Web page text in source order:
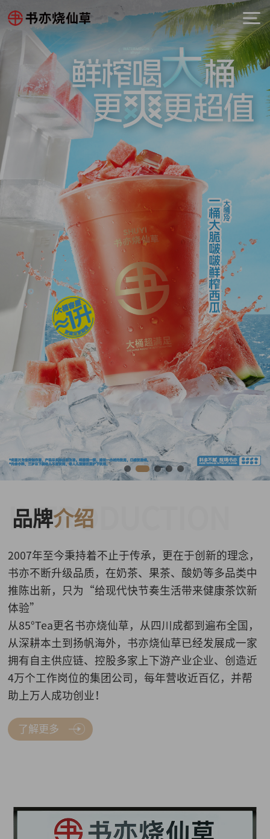
INTRODUCTION
品牌介绍
2007年至今秉持着不止于传承，更在于创新的理念，
书亦不断升级品质，在奶茶、果茶、酸奶等多品类中
推陈出新，只为“给现代快节奏生活带来健康茶饮新
体验”
从85°Tea更名书亦烧仙草，从四川成都到遍布全国，
从深耕本土到扬帆海外，书亦烧仙草已经发展成一家
拥有自主供应链、控股多家上下游产业企业、创造近
4万个工作岗位的集团公司，每年营收近百亿，并帮
助上万人成功创业！
了解更多